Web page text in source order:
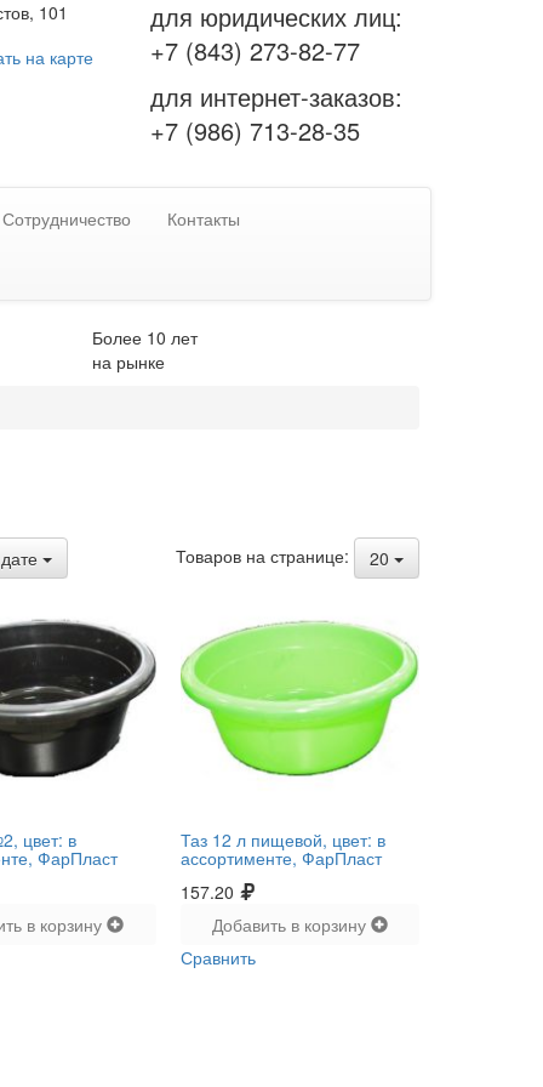
101
на карте
для юридических лиц:
+7 (843) 273-82-77
для интернет-заказов:
+7 (986) 713-28-35
Сотрудничество Контакты
Более 10 лет
на рынке
дате Товаров на странице: 20
цвет: в
ФарПласт
в корзину
Таз 12 л пищевой, цвет: в
ассортименте, ФарПласт
157.20
Добавить в корзину
Сравнить